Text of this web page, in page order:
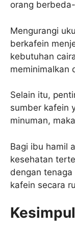
orang
Mengurangi
berkafein
kebutuhan
meminimalkan
Selain itu,
sumber kafein
minuman,
Bagi ibu hamil
kesehatan
dengan
kafein secara